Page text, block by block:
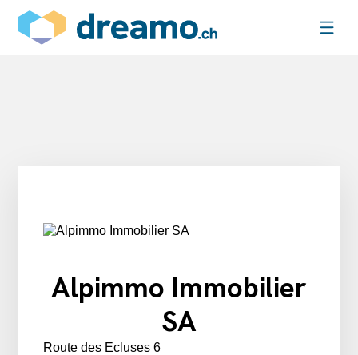
Alpimmo Immobilier
SA
Route des Ecluses 6